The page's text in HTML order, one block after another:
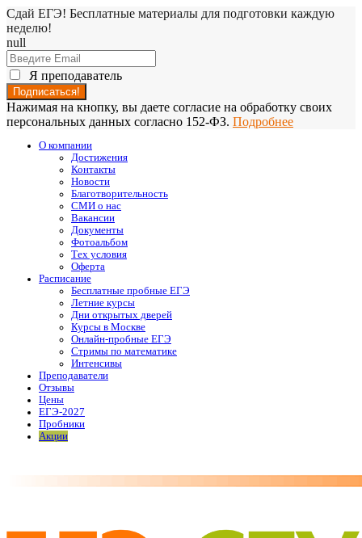
Сдай ЕГЭ! Бесплатные материалы для подготовки каждую
неделю!
null
Я преподаватель
Нажимая на кнопку, вы даете согласие на обработку своих
персональных данных согласно 152-ФЗ. Подробнее
О компании
Достижения
Контакты
Новости
Благотворительность
СМИ о нас
Вакансии
Документы
Фотоальбом
Тех условия
Оферта
Расписание
Бесплатные пробные ЕГЭ
Летние курсы
Дни открытых дверей
Курсы в Москве
Онлайн-пробные ЕГЭ
Стримы по математике
Интенсивы
Преподаватели
Отзывы
Цены
ЕГЭ-2027
Пробники
Акции